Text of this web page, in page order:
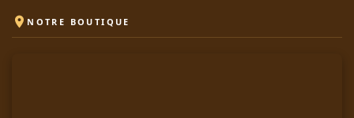
 NOTRE BOUTIQUE